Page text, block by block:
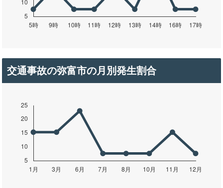
交通事故の弥富市の月別発生割合